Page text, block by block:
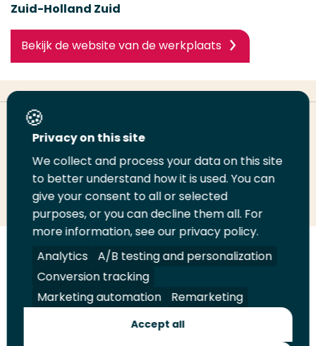
Zuid-Holland Zuid
Bekijk de website van de werkplaats
Deel deze pagina
Deel
LinkedIn
Deel
op
Twitter
Deel
op
Facebook
Email
deze
pagina
Print
deze
pagina
Volg
ons
op
LinkedIn
Volg
ons
op
Facebook
Volg
ons
op
YouTube
Volg
ons
op
Instagram
Juridisch Security A-Z Index
Contact
Privacy on this site
We collect and process your data on this site
to better understand how it is used. You can
give your consent to all or selected
purposes, or you can decline them all. For
more information, see our privacy policy.
Analytics
A/B testing and personalization
Conversion tracking
Marketing automation
Remarketing
Accept all